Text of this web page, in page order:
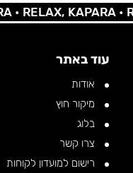
KAPARA •
עוד באתר
אודות
מיקור חוץ
בלוג
צרו קשר
רישום למועדון לקוחות